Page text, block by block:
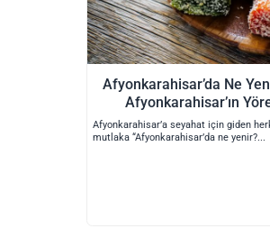
Afyonkarahisar’da Ne
Afyonkarahisar’ın
Afyonkarahisar’a seyahat için giden
mutlaka “Afyonkarahisar’da ne yenir?